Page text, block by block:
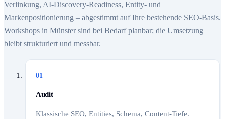
Verlinkung, AI-Discovery-Readiness, Entity- und
Markenpositionierung – abgestimmt auf Ihre bestehende SEO-Basis.
Workshops in Münster sind bei Bedarf planbar; die Umsetzung
bleibt strukturiert und messbar.
01
Audit
Klassische SEO, Entities, Schema, Content-Tiefe.